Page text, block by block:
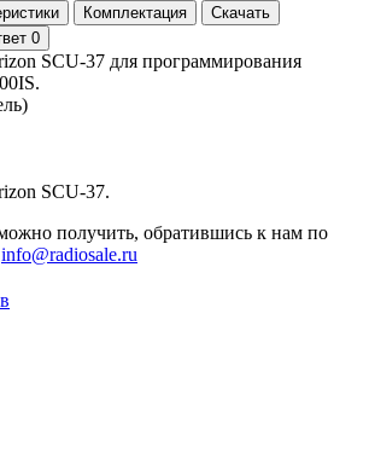
Комплектация
Скачать
0
SCU-37 для программирования
SCU-37.
получить, обратившись к нам по
info@radiosale.ru